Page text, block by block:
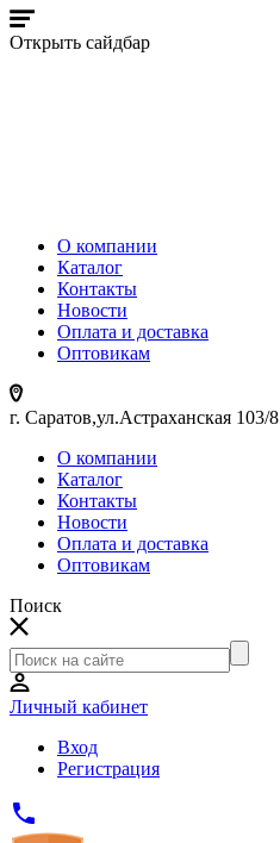
Открыть сайдбар
О компании
Каталог
Контакты
Новости
Оплата и доставка
Оптовикам
г. Саратов,ул.Астраханская 103/8
О компании
Каталог
Контакты
Новости
Оплата и доставка
Оптовикам
Поиск
Личный кабинет
Вход
Регистрация
phone